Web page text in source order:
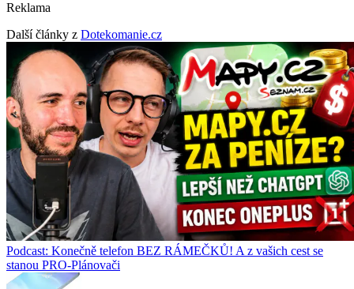
Reklama
Další články z Dotekomanie.cz
Podcast: Konečně telefon BEZ RÁMEČKŮ! A z vašich cest se
stanou PRO-Plánovači